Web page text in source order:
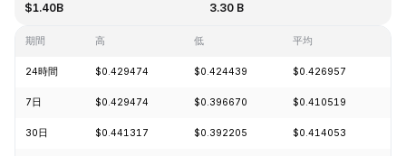
$1.40B 3.30 B
期間 高 低 平均
24時間 $0.429474 $0.424439 $0.426957
7日 $0.429474 $0.396670 $0.410519
30日 $0.441317 $0.392205 $0.414053